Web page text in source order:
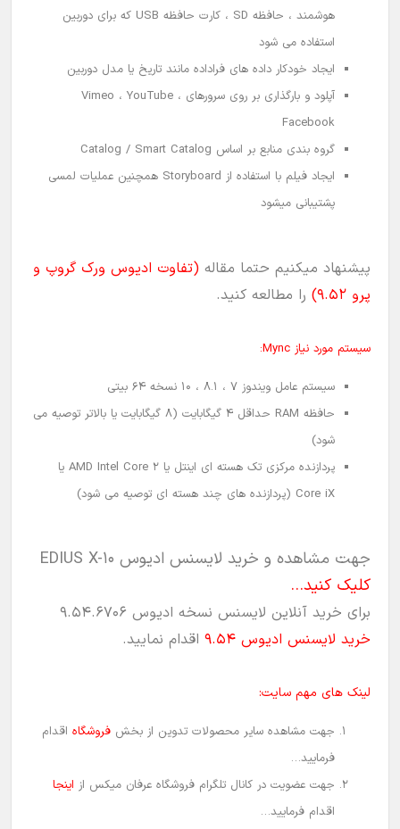
هوشمند ، حافظه SD ، کارت حافظه USB که برای دوربین
استفاده می شود
ایجاد خودکار داده های فراداده مانند تاریخ یا مدل دوربین
آپلود و بارگذاری بر روی سرورهای Vimeo ، YouTube ،
Facebook
گروه بندی منابع بر اساس Catalog / Smart Catalog
ایجاد فیلم با استفاده از Storyboard همچنین عملیات لمسی
پشتیبانی میشود
پیشنهاد میکنیم حتما مقاله (تفاوت ادیوس ورک گروپ و
پرو 9.52)
را مطالعه کنید.
سیستم مورد نیاز Mync:
سیستم عامل ویندوز 7 ، 8.1 ، 10 نسخه 64 بیتی
حافظه RAM حداقل 4 گیگابایت (8 گیگابایت یا بالاتر توصیه می
شود)
پردازنده مرکزی تک هسته ای اینتل یا AMD Intel Core 2 یا
Core iX (پردازنده های چند هسته ای توصیه می شود)
جهت مشاهده و خرید لایسنس ادیوس EDIUS X-10
کلیک کنید…
برای خرید آنلاین لایسنس نسخه ادیوس 9.54.6706
خرید لایسنس ادیوس 9.54
اقدام نمایید.
لینک های مهم سایت:
جهت مشاهده سایر محصولات تدوین از بخش فروشگاه اقدام
فرمایید…
جهت عضویت در کانال تلگرام فروشگاه عرفان میکس از اینجا
اقدام فرمایید…